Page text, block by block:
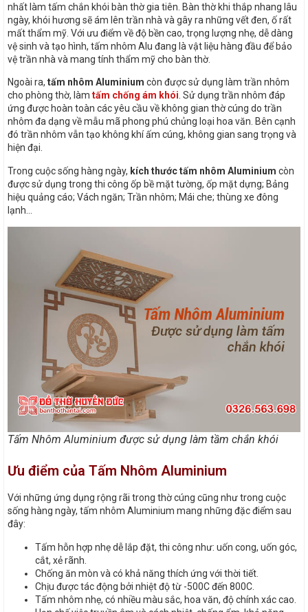
nhất làm tấm chắn khói bàn thờ gia tiên. Bàn thờ khi thắp nhang lâu
ngày, khói hương sẽ ám lên trần nhà và gây ra những vết đen, ố rất
mất thẩm mỹ. Với ưu điểm về độ bền cao, trọng lượng nhẹ, dễ dàng
vệ sinh và tạo hình, tấm nhôm Alu đang là vật liệu hàng đầu để bảo
vệ trần nhà và mang tính thẩm mỹ cho bàn thờ.
Ngoài ra, tấm nhôm Aluminium còn được sử dụng làm trần nhôm
cho phòng thờ, làm tấm chống ám khói. Sử dụng trần nhôm đáp
ứng được hoàn toàn các yêu cầu về không gian thờ cúng do trần
nhôm đa dạng về mẫu mã phong phú chủng loại hoa văn. Bên cạnh
đó trần nhôm vẫn tạo không khí ấm cúng, không gian sang trọng và
hiện đại.
Trong cuộc sống hàng ngày, kích thước tấm nhôm Aluminium còn
được sử dụng trong thi công ốp bề mặt tường, ốp mặt dựng; Bảng
hiệu quảng cáo; Vách ngăn; Trần nhôm; Mái che; thùng xe đông
lạnh…
Tấm Nhôm Aluminium được sử dụng làm tầm chắn khói
Ưu điểm của Tấm Nhôm Aluminium
Với những ứng dụng rộng rãi trong thờ cúng cũng như trong cuộc
sống hàng ngày, tấm nhôm Aluminium mang những đặc điểm sau
đây:
Tấm hỗn hợp nhẹ dễ lắp đặt, thi công như: uốn cong, uốn góc,
cắt, xẻ rãnh.
Chống ăn mòn và có khả năng thích ứng với thời tiết.
Chịu được tác động bởi nhiệt độ từ -500C đến 800C.
Tấm nhôm nhẹ, có nhiều màu sắc, hoa văn, độ chính xác cao.